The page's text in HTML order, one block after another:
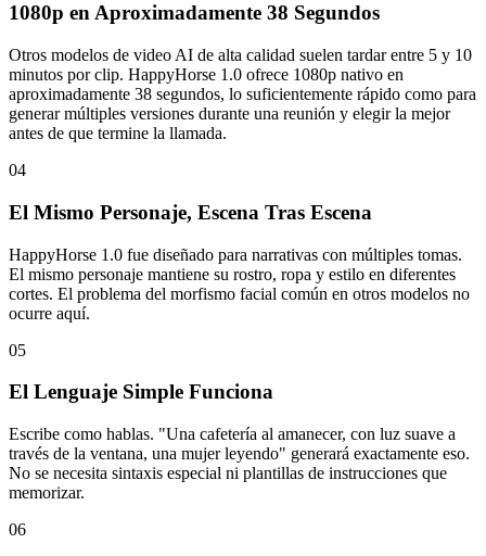
1080p en Aproximadamente 38 Segundos
Otros modelos de video AI de alta calidad suelen tardar entre 5 y 10
minutos por clip. HappyHorse 1.0 ofrece 1080p nativo en
aproximadamente 38 segundos, lo suficientemente rápido como para
generar múltiples versiones durante una reunión y elegir la mejor
antes de que termine la llamada.
04
El Mismo Personaje, Escena Tras Escena
HappyHorse 1.0 fue diseñado para narrativas con múltiples tomas.
El mismo personaje mantiene su rostro, ropa y estilo en diferentes
cortes. El problema del morfismo facial común en otros modelos no
ocurre aquí.
05
El Lenguaje Simple Funciona
Escribe como hablas. "Una cafetería al amanecer, con luz suave a
través de la ventana, una mujer leyendo" generará exactamente eso.
No se necesita sintaxis especial ni plantillas de instrucciones que
memorizar.
06